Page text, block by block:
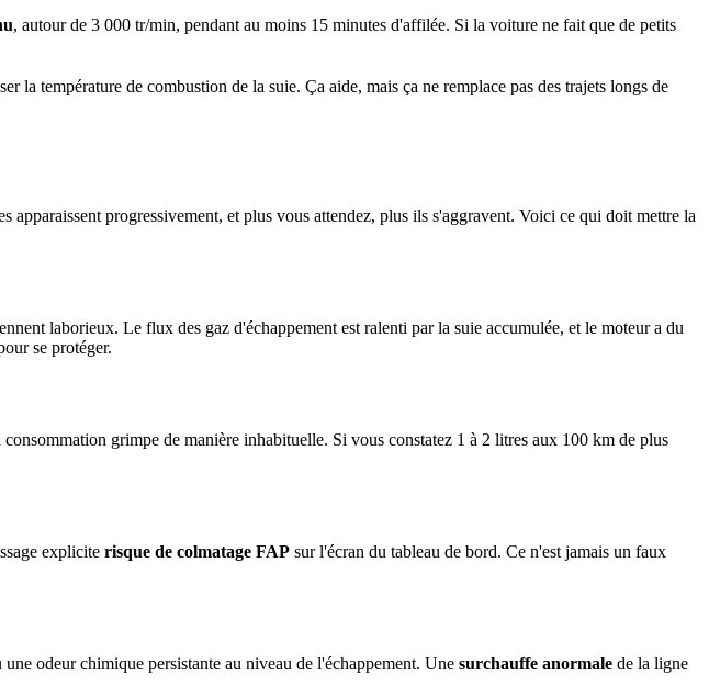
, autour de 3 000 tr/min, pendant au moins 15 minutes d'affilée. Si la voiture ne fait que de petits
la température de combustion de la suie. Ça aide, mais ça ne remplace pas des trajets longs de
progressivement, et plus vous attendez, plus ils s'aggravent. Voici ce qui doit mettre la
laborieux. Le flux des gaz d'échappement est ralenti par la suie accumulée, et le moteur a du
se protéger.
grimpe de manière inhabituelle. Si vous constatez 1 à 2 litres aux 100 km de plus
explicite risque de colmatage FAP sur l'écran du tableau de bord. Ce n'est jamais un faux
odeur chimique persistante au niveau de l'échappement. Une surchauffe anormale de la ligne